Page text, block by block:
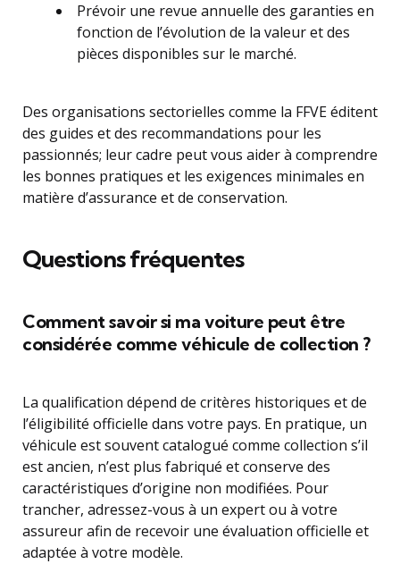
Prévoir une revue annuelle des garanties en
fonction de l’évolution de la valeur et des
pièces disponibles sur le marché.
Des organisations sectorielles comme la FFVE éditent
des guides et des recommandations pour les
passionnés; leur cadre peut vous aider à comprendre
les bonnes pratiques et les exigences minimales en
matière d’assurance et de conservation.
Questions fréquentes
Comment savoir si ma voiture peut être
considérée comme véhicule de collection ?
La qualification dépend de critères historiques et de
l’éligibilité officielle dans votre pays. En pratique, un
véhicule est souvent catalogué comme collection s’il
est ancien, n’est plus fabriqué et conserve des
caractéristiques d’origine non modifiées. Pour
trancher, adressez-vous à un expert ou à votre
assureur afin de recevoir une évaluation officielle et
adaptée à votre modèle.